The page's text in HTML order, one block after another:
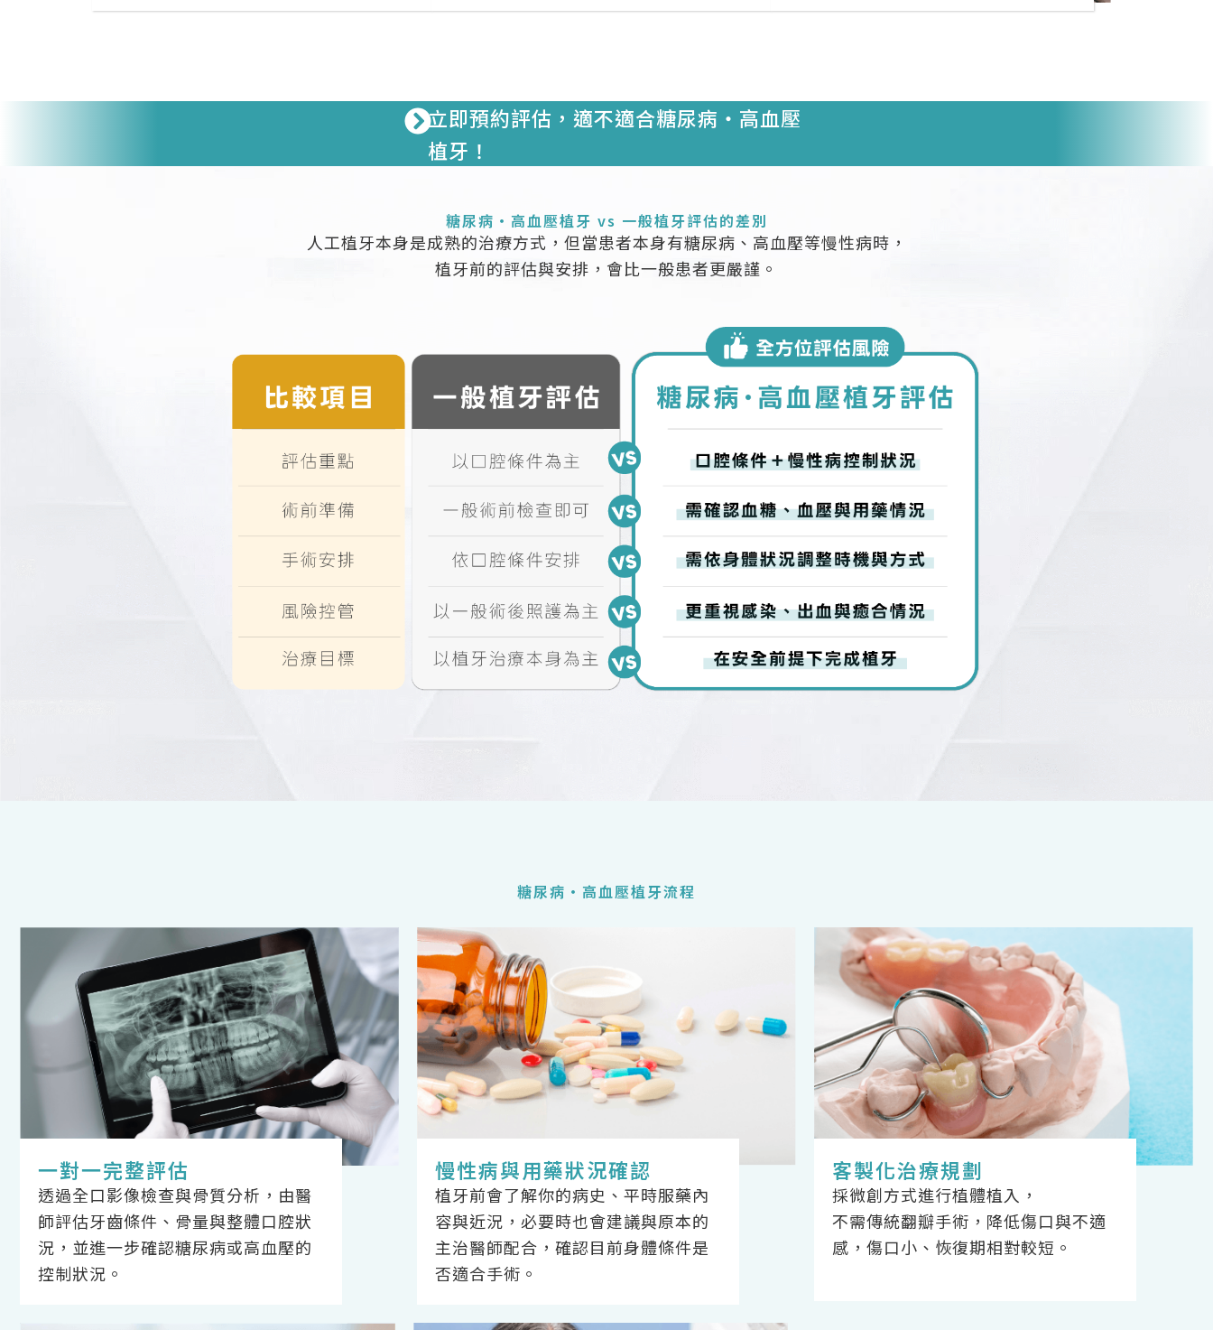
立即預約評估，適不適合糖尿病・高血壓
植牙！
糖尿病・高血壓植牙 vs 一般植牙評估的差別
人工植牙本身是成熟的治療方式，但當患者本身有糖尿病、高血壓等慢性病時，
植牙前的評估與安排，會比一般患者更嚴謹。
糖尿病・高血壓植牙流程
一對一完整評估
透過全口影像檢查與骨質分析，由醫
師評估牙齒條件、骨量與整體口腔狀
況，並進一步確認糖尿病或高血壓的
控制狀況。
慢性病與用藥狀況確認
植牙前會了解你的病史、平時服藥內
容與近況，必要時也會建議與原本的
主治醫師配合，確認目前身體條件是
否適合手術。
客製化治療規劃
採微創方式進行植體植入，
不需傳統翻瓣手術，降低傷口與不適
感，傷口小、恢復期相對較短。